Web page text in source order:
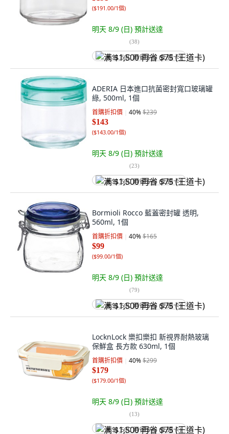
($191.00/1個)
明天 8/9 (日) 預計送達
(38)
满 $1,500 再省 $75 (王道卡)
ADERIA 日本進口抗菌密封寬口玻璃罐
綠, 500ml, 1個
首購折扣價 40%$239
$143
($143.00/1個)
明天 8/9 (日) 預計送達
(23)
满 $1,500 再省 $75 (王道卡)
Bormioli Rocco 藍蓋密封罐 透明,
560ml, 1個
首購折扣價 40%$165
$99
($99.00/1個)
明天 8/9 (日) 預計送達
(79)
满 $1,500 再省 $75 (王道卡)
LocknLock 樂扣樂扣 新視界耐熱玻璃
保鮮盒 長方款 630ml, 1個
首購折扣價 40%$299
$179
($179.00/1個)
明天 8/9 (日) 預計送達
(13)
满 $1,500 再省 $75 (王道卡)